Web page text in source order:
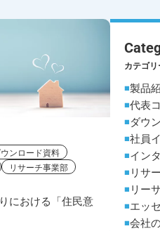
ンロード資料
リサーチ事業部
における「住民意
カテゴリ
製品
代表
ダウ
社員
イン
リサ
リー
エッ
会社